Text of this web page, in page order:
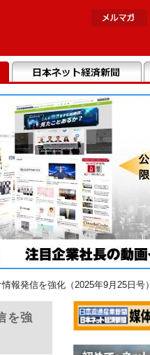
報発信を強化（2025年9月25日号）
を強